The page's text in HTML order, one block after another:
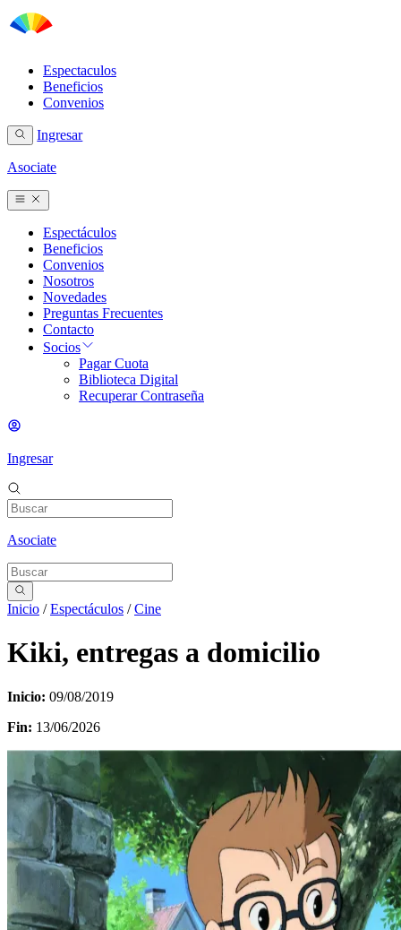
Espectaculos
Beneficios
Convenios
Ingresar
Asociate
Espectáculos
Beneficios
Convenios
Nosotros
Novedades
Preguntas Frecuentes
Contacto
Socios
Pagar Cuota
Biblioteca Digital
Recuperar Contraseña
Ingresar
Asociate
Inicio /Espectáculos /Cine
Kiki, entregas a domicilio
Inicio: 09/08/2019
Fin: 13/06/2026